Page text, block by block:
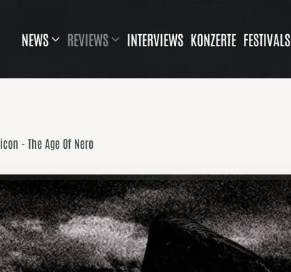
NEWS REVIEWS INTERVIEWS KONZERTE FESTIVALS
- The Age Of Nero